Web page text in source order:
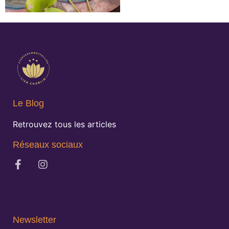
Le Blog
Retrouvez tous les articles
Réseaux sociaux
Newsletter